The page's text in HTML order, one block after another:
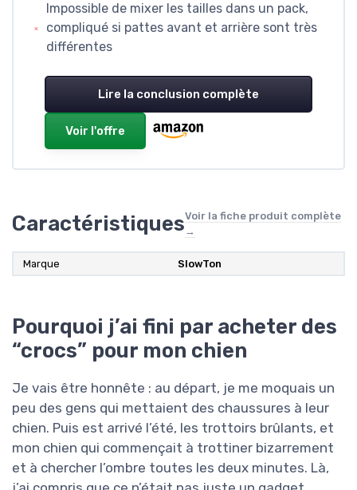
Impossible de mixer les tailles dans un pack,
compliqué si pattes avant et arrière sont très
différentes
Lire la conclusion complète
Voir l'offre
CaractéristiquesVoir la fiche produit complète
→
Marque SlowTon
Pourquoi j’ai fini par acheter des
“crocs” pour mon chien
Je vais être honnête : au départ, je me moquais un
peu des gens qui mettaient des chaussures à leur
chien. Puis est arrivé l’été, les trottoirs brûlants, et
mon chien qui commençait à trottiner bizarrement
et à chercher l’ombre toutes les deux minutes. Là,